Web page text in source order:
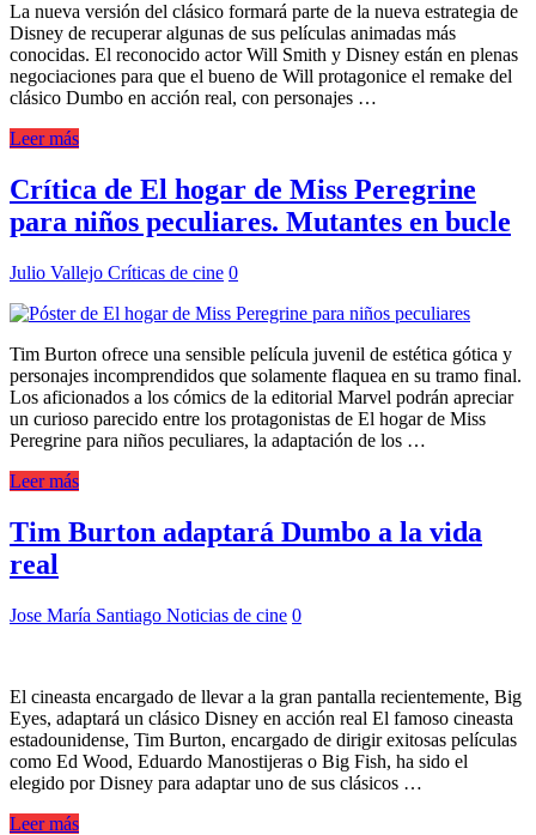
La nueva versión del clásico formará parte de la nueva estrategia de
Disney de recuperar algunas de sus películas animadas más
conocidas. El reconocido actor Will Smith y Disney están en plenas
negociaciones para que el bueno de Will protagonice el remake del
clásico Dumbo en acción real, con personajes …
Leer más
Crítica de El hogar de Miss Peregrine
para niños peculiares. Mutantes en bucle
Julio Vallejo Críticas de cine 0
Tim Burton ofrece una sensible película juvenil de estética gótica y
personajes incomprendidos que solamente flaquea en su tramo final.
Los aficionados a los cómics de la editorial Marvel podrán apreciar
un curioso parecido entre los protagonistas de El hogar de Miss
Peregrine para niños peculiares, la adaptación de los …
Leer más
Tim Burton adaptará Dumbo a la vida
real
Jose María Santiago Noticias de cine 0
El cineasta encargado de llevar a la gran pantalla recientemente, Big
Eyes, adaptará un clásico Disney en acción real El famoso cineasta
estadounidense, Tim Burton, encargado de dirigir exitosas películas
como Ed Wood, Eduardo Manostijeras o Big Fish, ha sido el
elegido por Disney para adaptar uno de sus clásicos …
Leer más